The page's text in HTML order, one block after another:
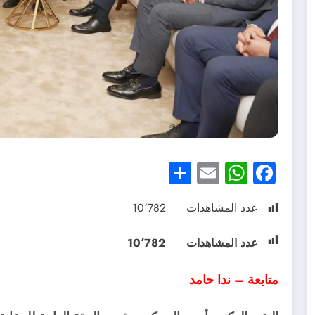
Facebook
WhatsApp
Email
عدد المشاهدات 10٬782
عدد المشاهدات 10٬782
متابعة – ندا حامد